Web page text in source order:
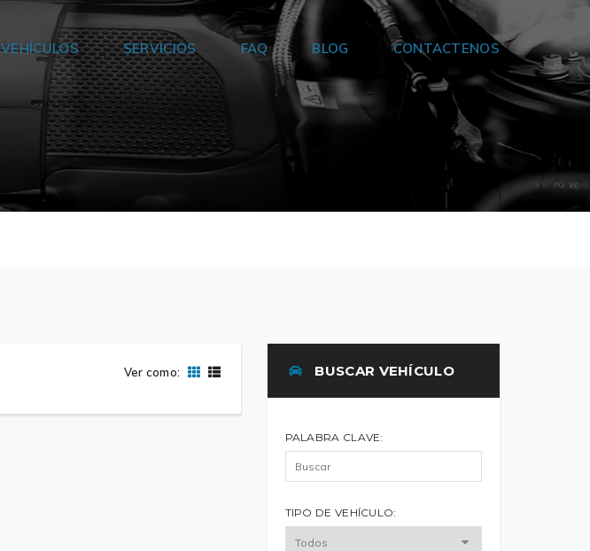
VEHÍCULOS SERVICIOS FAQ BLOG CONTACTENOS
Ver como: BUSCAR VEHÍCULO
PALABRA CLAVE:
TIPO DE VEHÍCULO: